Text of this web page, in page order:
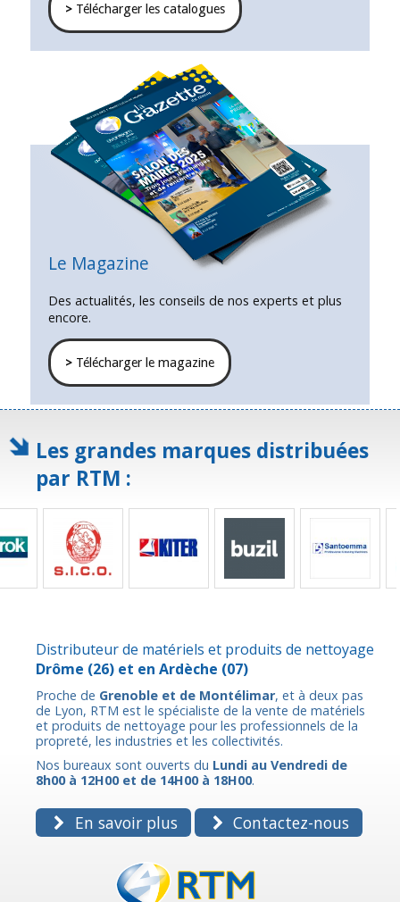
>Télécharger les catalogues
Le Magazine
Des actualités, les conseils de nos experts et plus
encore.
>Télécharger le magazine
Les grandes marques distribuées
par RTM :
Distributeur de matériels et produits de nettoyage
Drôme (26) et en Ardèche (07)
Proche de Grenoble et de Montélimar, et à deux pas
de Lyon, RTM est le spécialiste de la vente de matériels
et produits de nettoyage pour les professionnels de la
propreté, les industries et les collectivités.
Nos bureaux sont ouverts du Lundi au Vendredi de
8h00 à 12H00 et de 14H00 à 18H00.
En savoir plus Contactez-nous